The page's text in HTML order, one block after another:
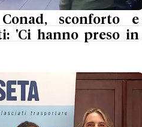
sconforto e
'Ci hanno preso in